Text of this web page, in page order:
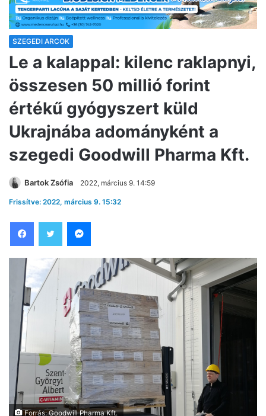
SZEGEDI ARCOK
Le a kalappal: kilenc raklapnyi,
összesen 50 millió forint
értékű gyógyszert küld
Ukrajnába adományként a
szegedi Goodwill Pharma Kft.
Bartok Zsófia 2022, március 9. 14:59
Frissítve: 2022, március 9. 15:32
Forrás: Goodwill Pharma Kft.